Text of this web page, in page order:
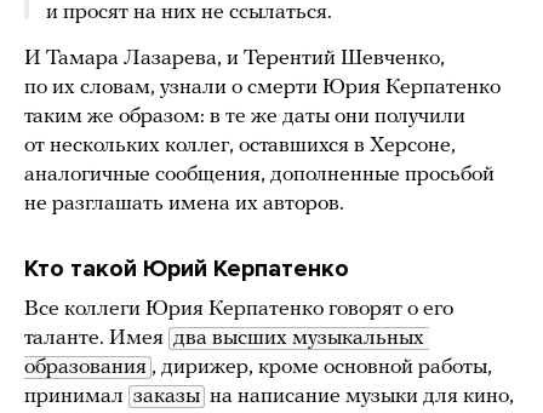
и просят на них не ссылаться.
И Тамара Лазарева, и Терентий Шевченко,
по их словам, узнали о смерти Юрия Керпатенко
таким же образом: в те же даты они получили
от нескольких коллег, оставшихся в Херсоне,
аналогичные сообщения, дополненные просьбой
не разглашать имена их авторов.
Кто такой Юрий Керпатенко
Все коллеги Юрия Керпатенко говорят о его
таланте. Имея два высших музыкальных
образования , дирижер, кроме основной работы,
принимал заказы на написание музыки для кино,